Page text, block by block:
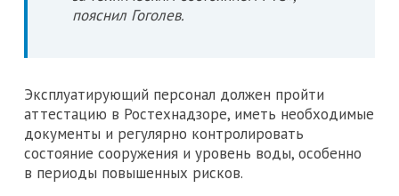
пояснил Гоголев.
Эксплуатирующий персонал должен пройти
аттестацию в Ростехнадзоре, иметь необходимые
документы и регулярно контролировать
состояние сооружения и уровень воды, особенно
в периоды повышенных рисков.